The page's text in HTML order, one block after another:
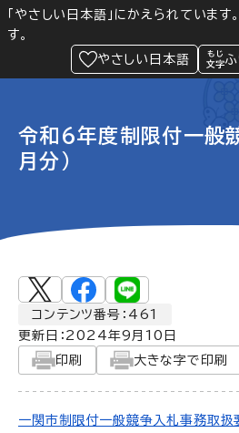
「やさしい日本語」にかえられています
す。
やさしい日本語
ふ
Language 閲
令和6年度制限付一般
月分）
コンテンツ番号：461
更新日： 2024年9月10日
印刷
大きな字で印刷
一関市制限付一般競争入札事務取扱